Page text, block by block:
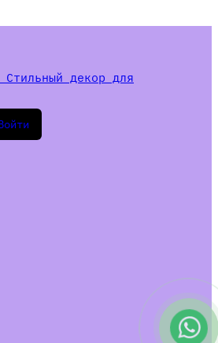
Стильный декор для